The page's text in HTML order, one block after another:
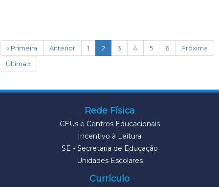
« Primeira Anterior 1 2 (current)
3 4 5 6
Próxima
Última »
Rede Física
CEUs e Centros Educacionais
Incentivo à Leitura
SE - Secretaria de Educação
Unidades Escolares
Currículo